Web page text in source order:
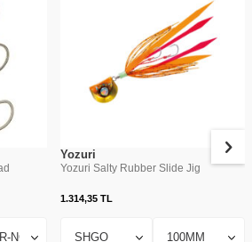
Yozuri
Yozuri Salty Rubber Slide Jig
1.314,35TL